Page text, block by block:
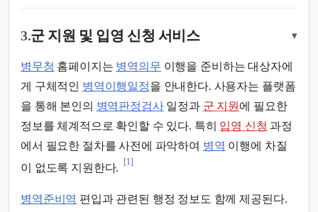
3.군 지원 및 입영 신청 서비스 ▾
병무청 홈페이지는 병역의무 이행을 준비하는 대상자에
게 구체적인 병역이행일정을 안내한다. 사용자는 플랫폼
을 통해 본인의 병역판정검사일정과 군 지원 에 필요한
정보를 체계적으로 확인할 수 있다. 특히 입영 신청 과정
에서 필요한 절차를 사전에 파악하여 병역 이행에 차질
이 없도록 지원한다.
[1]
병역준비역 편입과 관련된 행정 정보도 함께 제공된다.